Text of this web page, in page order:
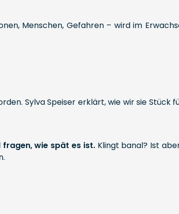
Menschen, Gefahren – wird im
Sylva Speiser erklärt, wie wir sie Stück
fragen, wie spät es ist.Klingt banal? Ist